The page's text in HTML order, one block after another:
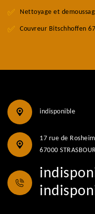
Nettoyage et
Couvreur Bitschhoffen
indisponible
17 rue de Rosheim
67000